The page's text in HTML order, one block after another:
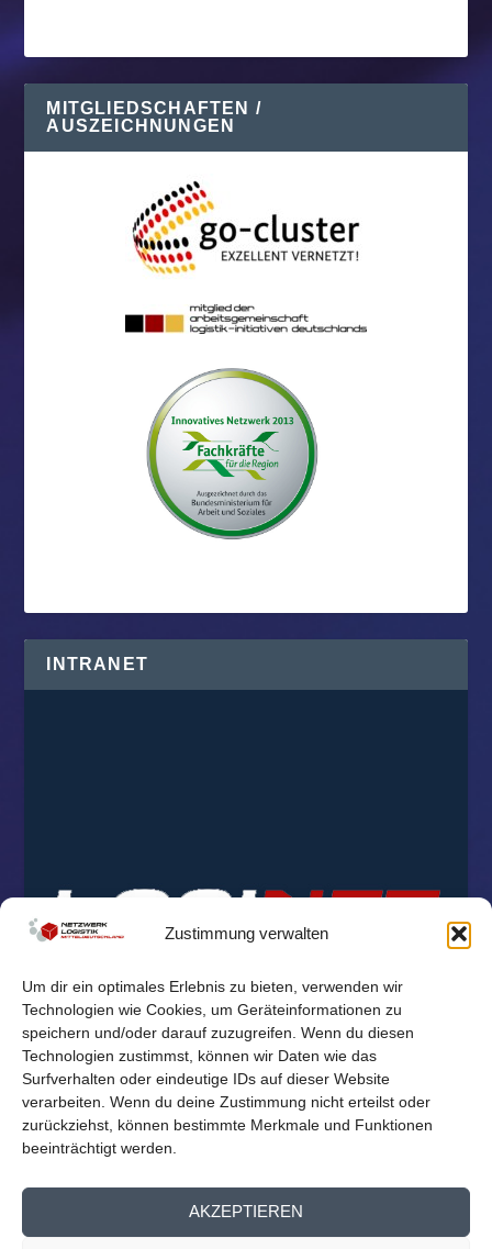
Zustimmung verwalten
Um dir ein optimales Erlebnis zu bieten, verwenden wir
Technologien wie Cookies, um Geräteinformationen zu
speichern und/oder darauf zuzugreifen. Wenn du diesen
Technologien zustimmst, können wir Daten wie das
Surfverhalten oder eindeutige IDs auf dieser Website
verarbeiten. Wenn du deine Zustimmung nicht erteilst oder
zurückziehst, können bestimmte Merkmale und Funktionen
beeinträchtigt werden.
AKZEPTIEREN
MITGLIEDSCHAFTEN /
AUSZEICHNUNGEN
INTRANET
Reichelt Kommunikationsberatung
Mitglieder Übersicht Kontakt Impressum Datenschutz